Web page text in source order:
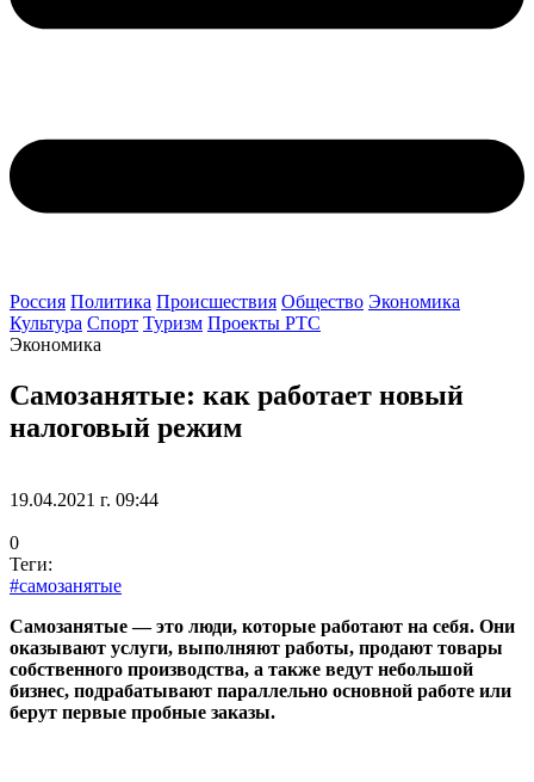
Россия Политика Происшествия Общество Экономика
Культура Спорт Туризм Проекты РТС
Экономика
Самозанятые: как работает новый
налоговый режим
19.04.2021 г. 09:44
0
Теги:
#самозанятые
Самозанятые — это люди, которые работают на себя. Они
оказывают услуги, выполняют работы, продают товары
собственного производства, а также ведут небольшой
бизнес, подрабатывают параллельно основной работе или
берут первые пробные заказы.